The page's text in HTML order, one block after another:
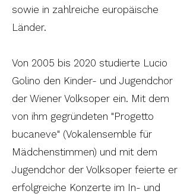
sowie in zahlreiche europäische
Länder.
Von 2005 bis 2020 studierte Lucio
Golino den Kinder- und Jugendchor
der Wiener Volksoper ein. Mit dem
von ihm gegründeten "Progetto
bucaneve" (Vokalensemble für
Mädchenstimmen) und mit dem
Jugendchor der Volksoper feierte er
erfolgreiche Konzerte im In- und